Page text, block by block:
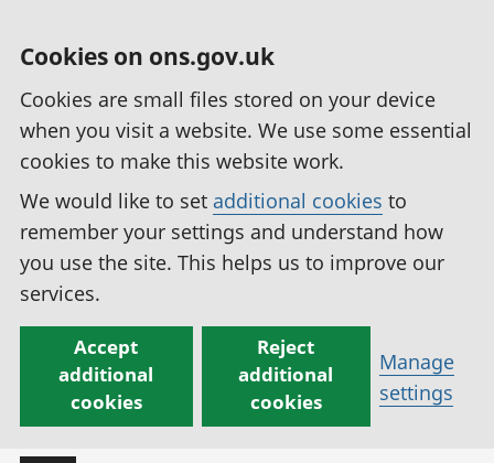
Cookies on ons.gov.uk
Cookies are small files stored on your device
when you visit a website. We use some essential
cookies to make this website work.
We would like to set additional cookies to
remember your settings and understand how
you use the site. This helps us to improve our
services.
Accept
additional
cookies
Reject
additional
cookies
Manage
settings